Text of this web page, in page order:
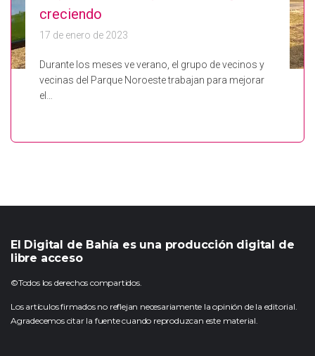
creciendo
17 de enero de 2023
Durante los meses ve verano, el grupo de vecinos y
vecinas del Parque Noroeste trabajan para mejorar
el…
El Digital de Bahía es una producción digital de
libre acceso
©Todos los derechos compartidos.
Los artículos firmados no reflejan necesariamente la opinión de la editorial.
Agradecemos citar la fuente cuando reproduzcan este material.